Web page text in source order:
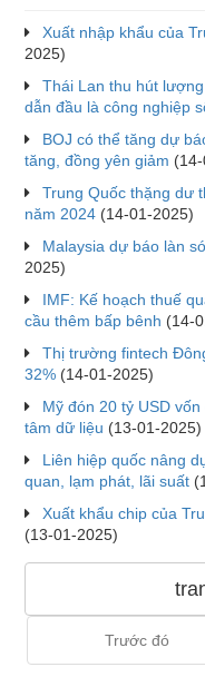
Xuất nhập khẩu của
2025)
Thái Lan thu hút
dẫn đầu là công nghiệp
BOJ có thể tăng dự
tăng, đồng yên giảm
Trung Quốc thặng dư
năm 2024 (14-01-2025)
Malaysia dự báo làn
2025)
IMF: Kế hoạch thuế
cầu thêm bấp bênh (14-
Thị trường fintech
32% (14-01-2025)
Mỹ đón 20 tỷ USD
tâm dữ liệu (13-01-2025)
Liên hiệp quốc nâng
quan, lạm phát, lãi suất
Xuất khẩu chip của
(13-01-2025)
Trước đó